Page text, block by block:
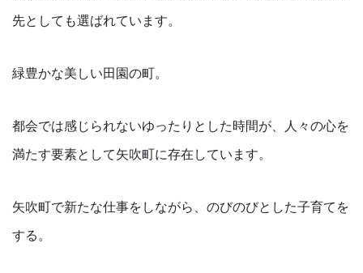
先としても選ばれています。
緑豊かな美しい田園の町。
都会では感じられないゆったりとした時間が、人々の心を
満たす要素として矢吹町に存在しています。
矢吹町で新たな仕事をしながら、のびのびとした子育てを
する。